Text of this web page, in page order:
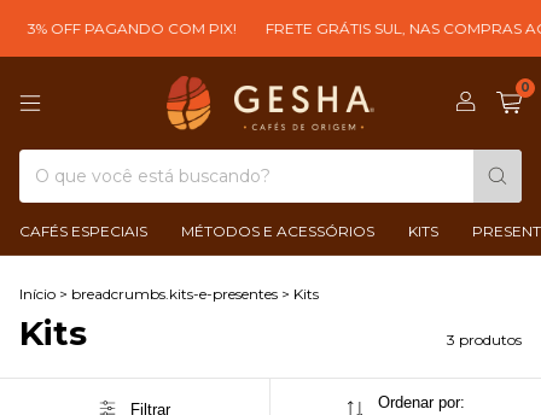
OFF PAGANDO COM PIX! FRETE GRÁTIS SUL, NAS COMPRAS ACIMA
0
CAFÉS ESPECIAIS MÉTODOS E ACESSÓRIOS KITS
Início > breadcrumbs.kits-e-presentes > Kits
Kits 3 produtos
Filtrar Ordenar por: